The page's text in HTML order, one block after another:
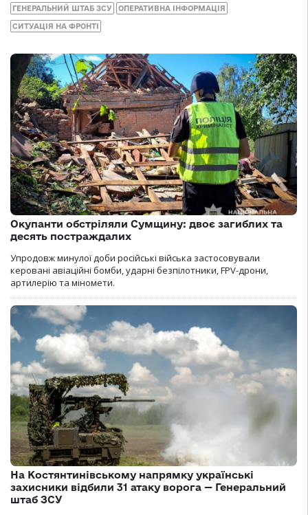
ГЕНЕРАЛЬНИЙ ШТАБ ЗСУ ОПЕРАТИВНА ІНФОРМАЦІЯ
СИТУАЦІЯ НА ФРОНТІ
Окупанти обстріляли Сумщину: двоє загиблих та
десять постраждалих
Упродовж минулої доби російські війська застосовували
керовані авіаційні бомби, ударні безпілотники, FPV-дрони,
артилерію та міномети.
На Костянтинівському напрямку українські
захисники відбили 31 атаку ворога — Генеральний
штаб ЗСУ